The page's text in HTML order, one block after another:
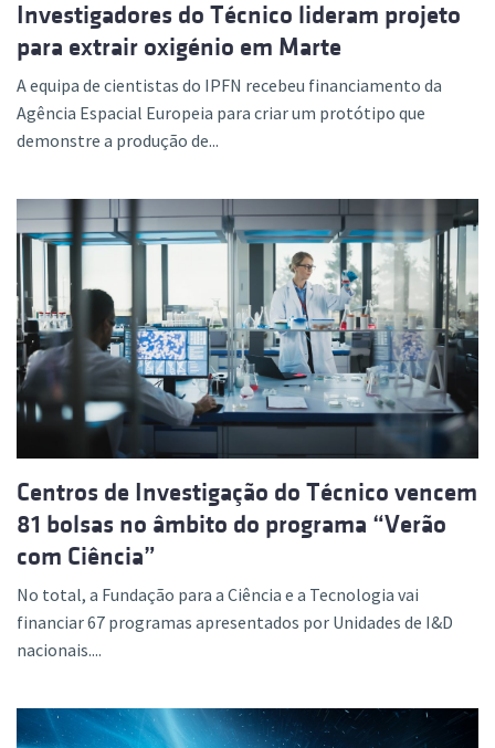
Investigadores do Técnico lideram projeto
para extrair oxigénio em Marte
A equipa de cientistas do IPFN recebeu financiamento da
Agência Espacial Europeia para criar um protótipo que
demonstre a produção de...
Centros de Investigação do Técnico vencem
81 bolsas no âmbito do programa “Verão
com Ciência”
No total, a Fundação para a Ciência e a Tecnologia vai
financiar 67 programas apresentados por Unidades de I&D
nacionais....